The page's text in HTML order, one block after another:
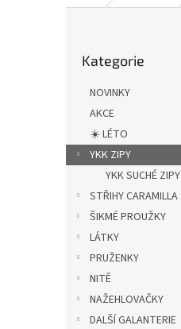
kategorie
Kategorie
NOVINKY
AKCE
☀️ LÉTO
YKK ZIPY
YKK SUCHÉ ZIPY
STŘIHY CARAMILLA
ŠIKMÉ PROUŽKY
LÁTKY
PRUŽENKY
NITĚ
NAŽEHLOVAČKY
DALŠÍ GALANTERIE